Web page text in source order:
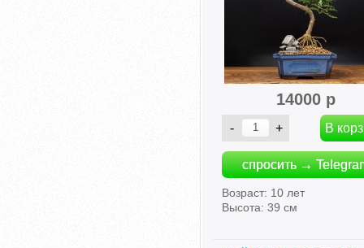
14000 р
спросить →
Возраст: 10 лет
Высота: 39 см